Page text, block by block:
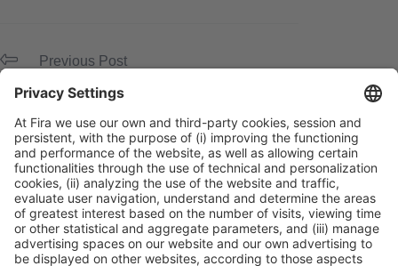
Previous Post
Next Post
Barcelona Activa
General InformationLegal AdvicePolítica de privacidad
Política de cookies